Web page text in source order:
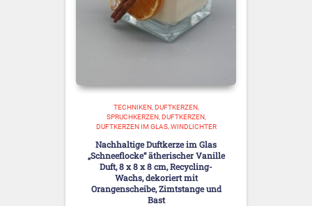
TECHNIKEN, DUFTKERZEN,
SPRUCHKERZEN DUFTKERZEN,
DUFTKERZEN IM GLAS, WINDLICHTER
Nachhaltige Duftkerze im Glas
„Schneeflocke“ ätherischer Vanille
Duft, 8 x 8 x 8 cm, Recycling-
Wachs, dekoriert mit
Orangenscheibe, Zimtstange und
Bast